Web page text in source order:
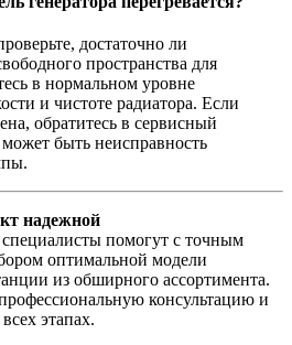
достаточно ли
пространства для
в нормальном уровне
и чистоте радиатора. Если
обратитесь в сервисный
быть неисправность
.
надежной
помогут с точным
оптимальной модели
из обширного ассортимента.
консультацию и
этапах.